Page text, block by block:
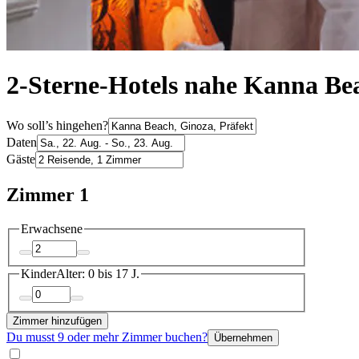
2-Sterne-Hotels nahe Kanna
Wo soll’s hingehen?
Daten
Gäste
Zimmer 1
Erwachsene
KinderAlter: 0 bis 17 J.
Zimmer hinzufügen
Du musst 9 oder mehr Zimmer buchen? Übernehmen